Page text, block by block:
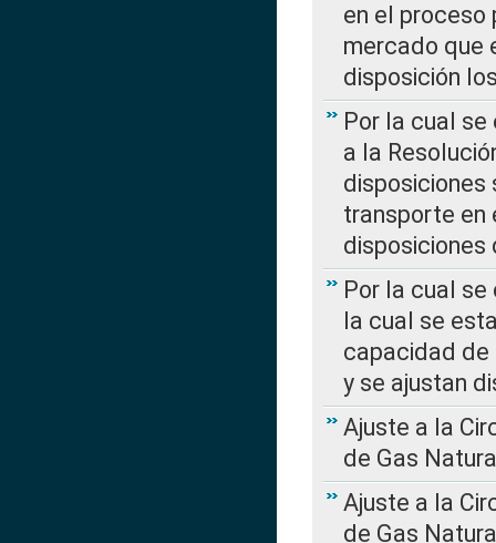
en el
mercado que
disposición
Por la cual se
a la
disposiciones
transporte en
disposiciones
Por la cual se
la cual se
capacidad de
y se ajustan
Ajuste a la
de Gas
Ajuste a la
de Gas